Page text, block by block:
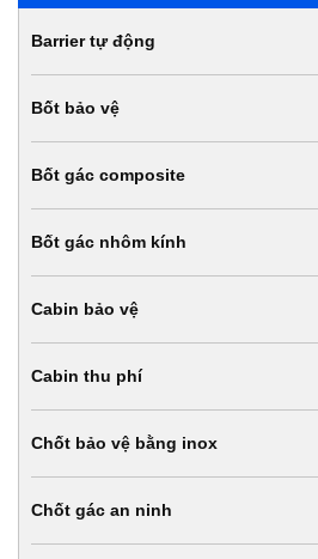
Barrier tự động
Bốt bảo vệ
Bốt gác composite
Bốt gác nhôm kính
Cabin bảo vệ
Cabin thu phí
Chốt bảo vệ bằng inox
Chốt gác an ninh